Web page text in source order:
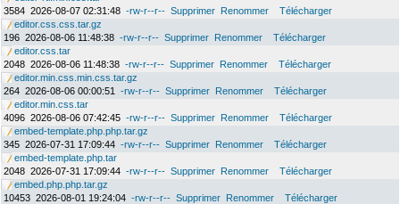
3584 2026-08-07 02:31:48 -rw-r--r-- Supprimer Renommer
Télécharger
editor.css.css.tar.gz
196 2026-08-06 11:48:38 -rw-r--r-- Supprimer Renommer
Télécharger
editor.css.tar
2048 2026-08-06 11:48:38 -rw-r--r-- Supprimer Renommer
Télécharger
editor.min.css.min.css.tar.gz
264 2026-08-06 00:00:51 -rw-r--r-- Supprimer Renommer
Télécharger
editor.min.css.tar
4096 2026-08-06 07:42:45 -rw-r--r-- Supprimer Renommer
Télécharger
embed-template.php.php.tar.gz
345 2026-07-31 17:09:44 -rw-r--r-- Supprimer Renommer
Télécharger
embed-template.php.tar
2048 2026-07-31 17:09:44 -rw-r--r-- Supprimer Renommer
Télécharger
embed.php.php.tar.gz
10453 2026-08-01 19:24:04 -rw-r--r-- Supprimer Renommer
Télécharger